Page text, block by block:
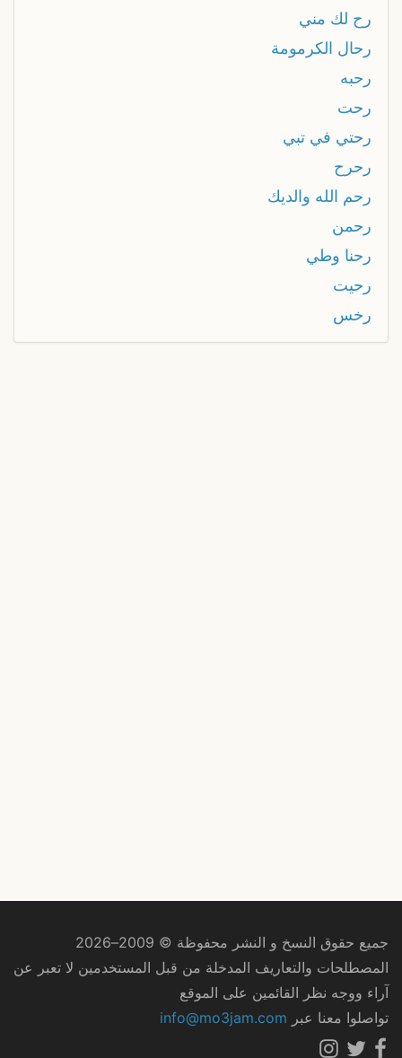
رح لك مني
رحال الكرمومة
رحبه
رحت
رحتي في تبي
رحرح
رحم الله والديك
رحمن
رحنا وطي
رحيت
رخس
جميع حقوق النسخ و النشر محفوظة © 2009–2026
المصطلحات والتعاريف المدخلة من قبل المستخدمين لا تعبر عن
آراء ووجه نظر القائمين على الموقع
تواصلوا معنا عبر info@mo3jam.com